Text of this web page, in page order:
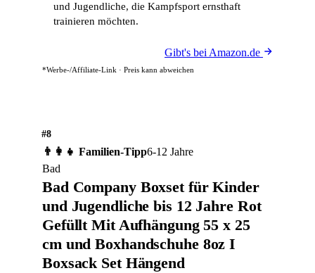
und Jugendliche, die Kampfsport ernsthaft
trainieren möchten.
Gibt's bei Amazon.de
*Werbe-/Affiliate-Link · Preis kann abweichen
#8
👨‍👩‍👧 Familien-Tipp6-12 Jahre
Bad
Bad Company Boxset für Kinder
und Jugendliche bis 12 Jahre Rot
Gefüllt Mit Aufhängung 55 x 25
cm und Boxhandschuhe 8oz I
Boxsack Set Hängend